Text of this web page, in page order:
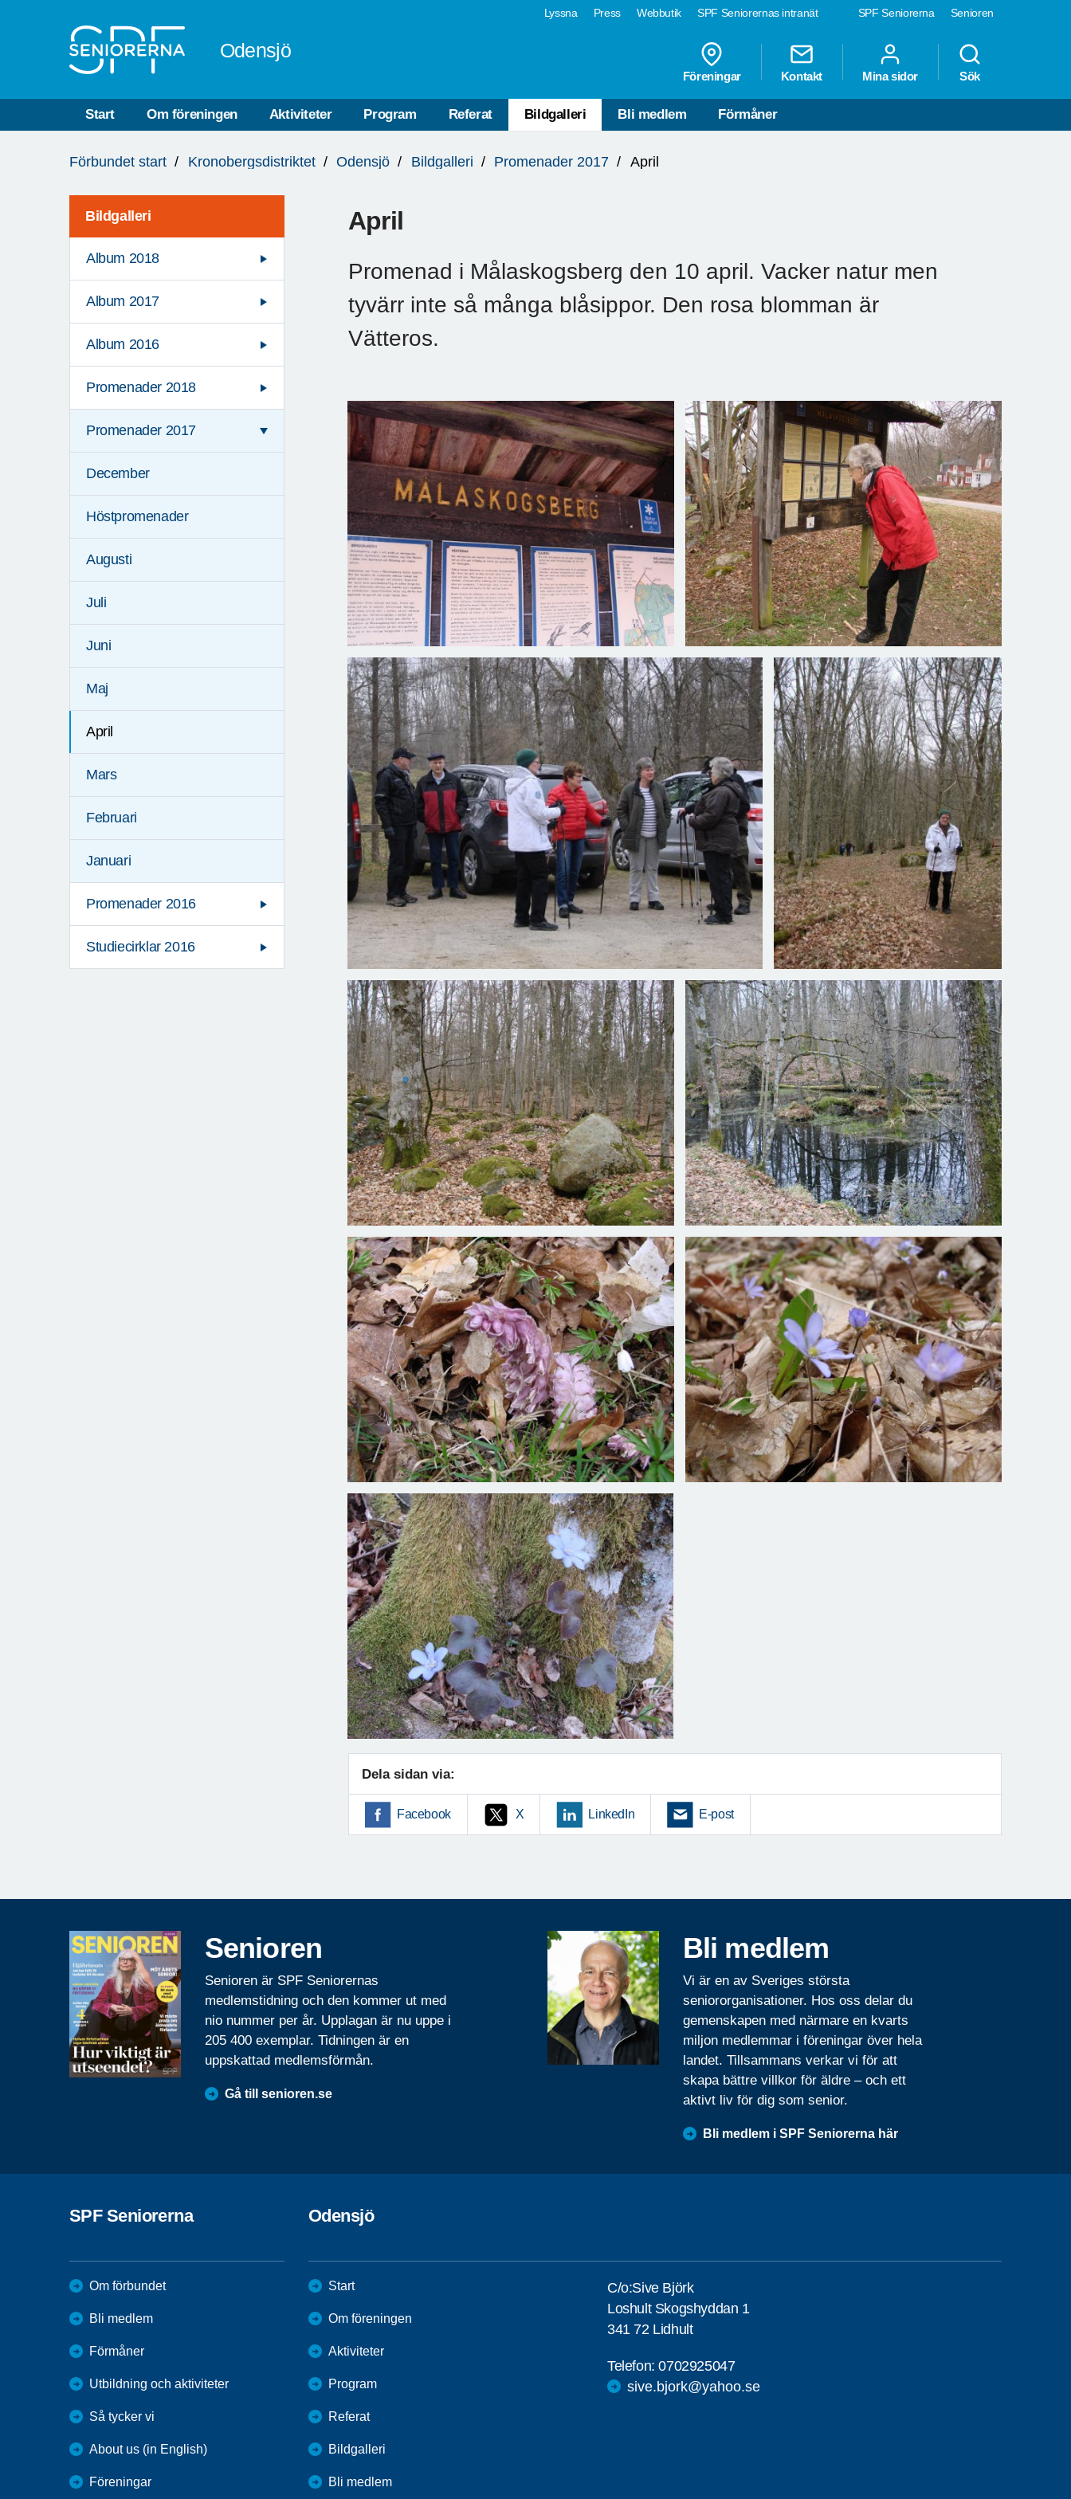
SPF Seniorerna Senioren
Lyssna Press Webbutik SPF Seniorernas intranät
Odensjö
Föreningar Kontakt Mina sidor Sök
Start Om föreningen Aktiviteter Program Referat Bildgalleri Bli medlem Förmåner
är
Förbundet start Kronobergsdistriktet Odensjö Bildgalleri Promenader 2017 April
Bildgalleri
Album 2018
Album 2017
Album 2016
Promenader 2018
Promenader 2017
December
Höstpromenader
Augusti
Juli
Juni
Maj
April
Mars
Februari
Januari
Promenader 2016
Studiecirklar 2016
April
Promenad i Målaskogsberg den 10 april. Vacker natur men
tyvärr inte så många blåsippor. Den rosa blomman är
Vätteros.
Dela sidan via:
Facebook X LinkedIn E-post
Senioren
Senioren är SPF Seniorernas
medlemstidning och den kommer ut med
nio nummer per år. Upplagan är nu uppe i
205 400 exemplar. Tidningen är en
uppskattad medlemsförmån.
Gå till senioren.se
Bli medlem
Vi är en av Sveriges största
seniororganisationer. Hos oss delar du
gemenskapen med närmare en kvarts
miljon medlemmar i föreningar över hela
landet. Tillsammans verkar vi för att
skapa bättre villkor för äldre – och ett
aktivt liv för dig som senior.
Bli medlem i SPF Seniorerna här
SPF Seniorerna
Om förbundet
Bli medlem
Förmåner
Utbildning och aktiviteter
Så tycker vi
About us (in English)
Föreningar
Odensjö
Start
Om föreningen
Aktiviteter
Program
Referat
Bildgalleri
Bli medlem
C/o:Sive Björk
Loshult Skogshyddan 1
341 72 Lidhult
Telefon:0702925047
sive.bjork@yahoo.se